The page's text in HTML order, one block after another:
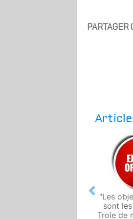
PARTAGER
"Les
sont
Troie de
Previous